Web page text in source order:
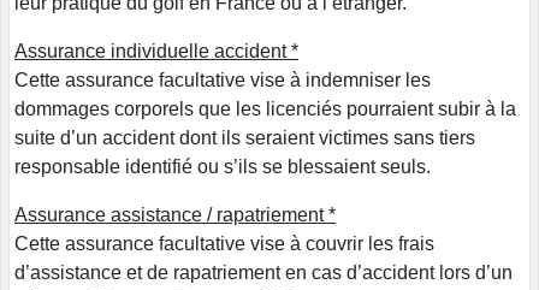
Assurance individuelle accident *
Cette assurance facultative vise à indemniser les
dommages corporels que les licenciés pourraient subir à la
suite d’un accident dont ils seraient victimes sans tiers
responsable identifié ou s’ils se blessaient seuls.
Assurance assistance / rapatriement *
Cette assurance facultative vise à couvrir les frais
d’assistance et de rapatriement en cas d’accident lors d’un